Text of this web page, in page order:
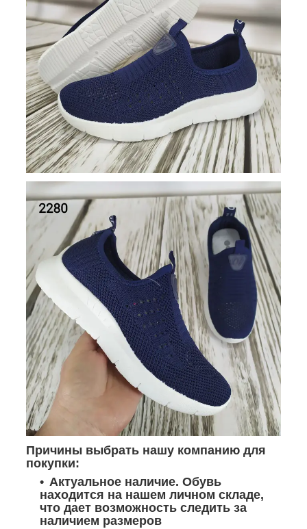
Причины выбрать нашу компанию для
покупки:
Актуальное наличие. Обувь
находится на нашем личном складе,
что дает возможность следить за
наличием размеров